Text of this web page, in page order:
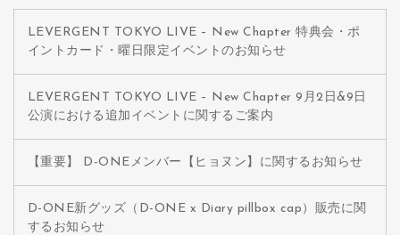
LEVERGENT TOKYO LIVE – New Chapter 特典会・ポ
イントカード・曜日限定イベントのお知らせ
LEVERGENT TOKYO LIVE – New Chapter 9月2日&9日
公演における追加イベントに関するご案内
【重要】 D-ONEメンバー【ヒョヌン】に関するお知らせ
D-ONE新グッズ（D-ONE x Diary pillbox cap）販売に関
するお知らせ